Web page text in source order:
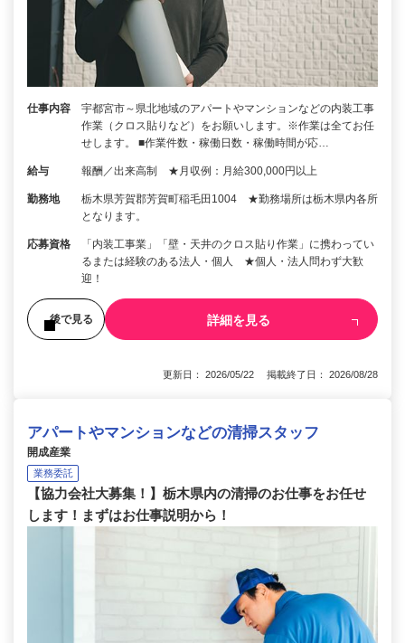
仕事内容
宇都宮市～県北地域のアパートやマンションなどの内装工事
作業（クロス貼りなど）をお願いします。※作業は全てお任
せします。 ■作業件数・稼働日数・稼働時間が応…
給与 報酬／出来高制 ★月収例：月給300,000円以上
勤務地
栃木県芳賀郡芳賀町稲毛田1004 ★勤務場所は栃木県内各所
となります。
応募資格
「内装工事業」「壁・天井のクロス貼り作業」に携わってい
るまたは経験のある法人・個人 ★個人・法人問わず大歓
迎！
後で見る 詳細を見る
更新日： 2026/05/22 掲載終了日： 2026/08/28
アパートやマンションなどの清掃スタッフ
開成産業
業務委託
【協力会社大募集！】栃木県内の清掃のお仕事をお任せ
します！まずはお仕事説明から！